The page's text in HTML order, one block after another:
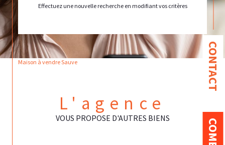
CONTACT
Effectuez une nouvelle recherche en modifiant vos critères
Maison à vendre Sauve
L'agence
VOUS PROPOSE D'AUTRES BIENS